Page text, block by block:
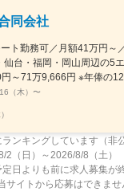
同会社
ト勤務可／月額41万円～
（木） 〜
ンキングしています（非
（日）～2026/8/8（土）
日よりも前に求人募集が
サイトから応募はできま